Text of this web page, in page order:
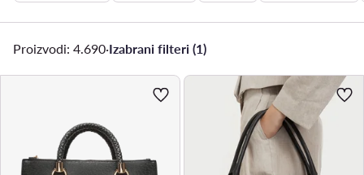
Proizvodi: 4.690·Izabrani filteri (1)